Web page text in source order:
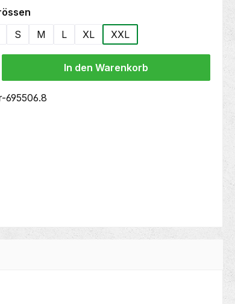
auswählen
S M L XL XXL
Wert ein oder benutze die Schaltflächen um die
In den Warenkorb
695506.8